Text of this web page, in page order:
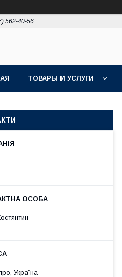
562-40-56
ТОВАРЫ И УСЛУГИ
Україна